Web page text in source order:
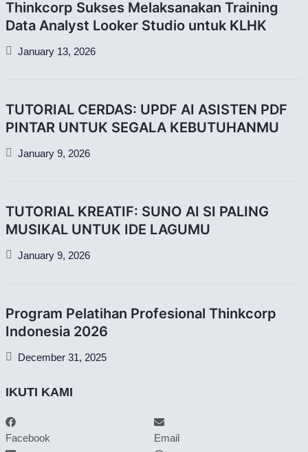
Thinkcorp Sukses Melaksanakan Training
Data Analyst Looker Studio untuk KLHK
January 13, 2026
TUTORIAL CERDAS: UPDF AI ASISTEN PDF
PINTAR UNTUK SEGALA KEBUTUHANMU
January 9, 2026
TUTORIAL KREATIF: SUNO AI SI PALING
MUSIKAL UNTUK IDE LAGUMU
January 9, 2026
Program Pelatihan Profesional Thinkcorp
Indonesia 2026
December 31, 2025
IKUTI KAMI
Facebook Email